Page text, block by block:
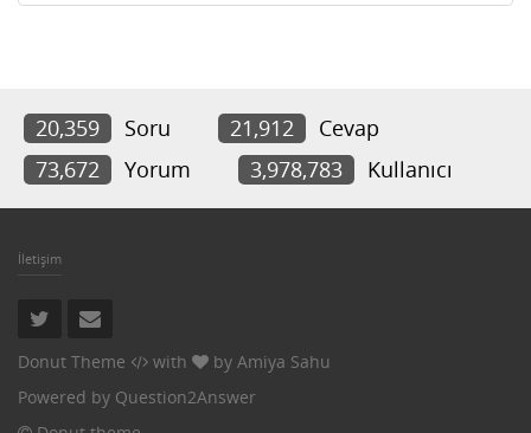
20,359 Soru 21,912
Cevap
73,672
Yorum 3,978,783 Kullanıcı
İletişim
Donut Theme with by Amiya Sahu
Powered by Question2Answer